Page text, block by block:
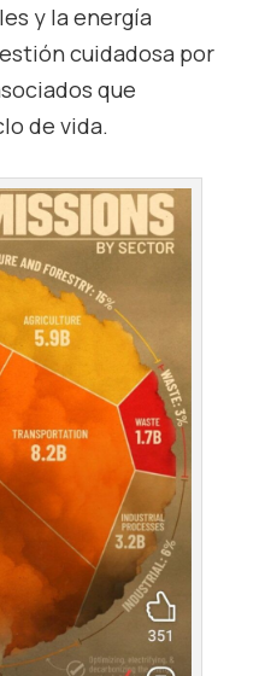
y la energía
cuidadosa por
que
de vida.